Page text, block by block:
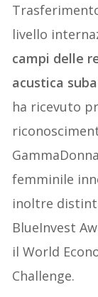
livello
campi delle
acustica
ha ricevuto
femminile
inoltre
BlueInvest
il World
Challenge.